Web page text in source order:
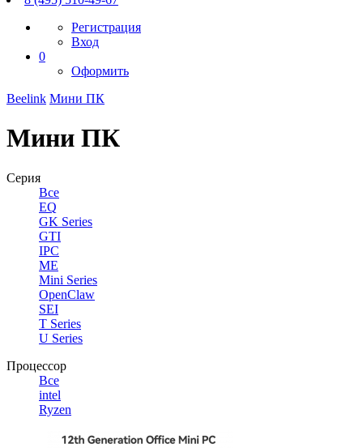
Регистрация
Вход
0
Оформить
Beelink Мини ПК
Мини ПК
Серия
Все
EQ
GK Series
GTI
IPC
ME
Mini Series
OpenClaw
SEI
T Series
U Series
Процессор
Все
intel
Ryzen